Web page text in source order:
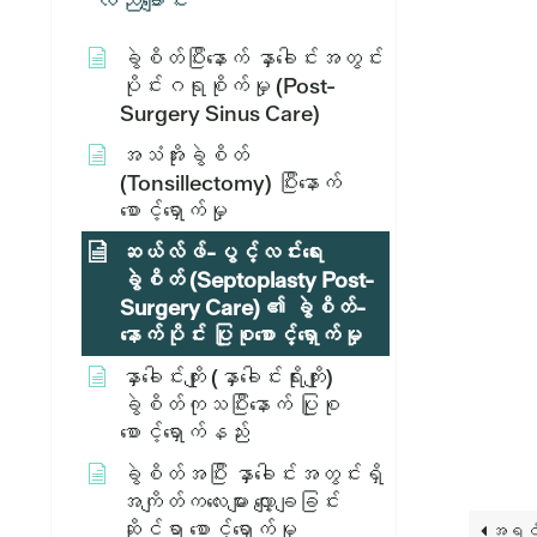
ခွဲစိတ်ပြီးနောက် နှာခေါင်းအတွင်း
ပိုင်းဂရုစိုက်မှု (Post-
Surgery Sinus Care)
အသံအိုးခွဲစိတ်
(Tonsillectomy) ပြီးနောက်
စောင့်ရှောက်မှု
ဆယ်လ်ဖ်-ပွင့်လင်းရေး
ခွဲစိတ် (Septoplasty Post-
Surgery Care) ၏ ခွဲစိတ်-
နောက်ပိုင်း ပြုစုစောင့်ရှောက်မှု
နှာခေါင်းကျိုး (နှာခေါင်းရိုးကျိုး)
ခွဲစိတ်ကုသပြီးနောက် ပြုစု
စောင့်ရှောက်နည်း
ခွဲစိတ်အပြီး နှာခေါင်းအတွင်းရှိ
အကျိတ်ကလေးများ လျှော့ချခြင်း
ဆိုင်ရာ စောင့်ရှောက်မှု
အရ